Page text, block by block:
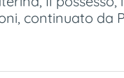
continuato da